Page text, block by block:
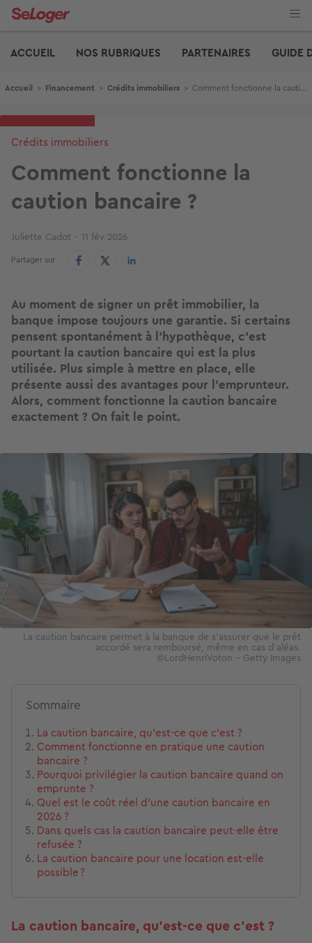
Aller
ACCUEIL
NOS RUBRIQUES PARTENAIRES GUIDE
Fil d'Ariane
Accueil > Financement > Crédits immobiliers > Comment fonctionne la caution bancaire ?
Crédits immobiliers
Comment fonctionne la
caution bancaire ?
Juliette Cadot 11 fév 2026
Partager sur
Au moment de signer un prêt immobilier, la
banque impose toujours une garantie. Si certains
pensent spontanément à l’hypothèque, c’est
pourtant la caution bancaire qui est la plus
utilisée. Plus simple à mettre en place, elle
présente aussi des avantages pour l’emprunteur.
Alors, comment fonctionne la caution bancaire
exactement ? On fait le point.
Image
La caution bancaire permet à la banque de s’assurer que le prêt
accordé sera remboursé, même en cas d’aléas.
©LordHenriVoton – Getty Images
Sommaire
La caution bancaire, qu’est-ce que c’est ?
Comment fonctionne en pratique une caution
bancaire ?
Pourquoi privilégier la caution bancaire quand on
emprunte ?
Quel est le coût réel d’une caution bancaire en
2026 ?
Dans quels cas la caution bancaire peut-elle être
refusée ?
La caution bancaire pour une location est-elle
possible ?
La caution bancaire, qu’est-ce que c’est ?